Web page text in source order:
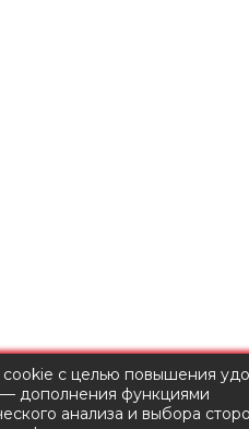
cookie с целью повышения
— дополнения функциями
анализа и выбора